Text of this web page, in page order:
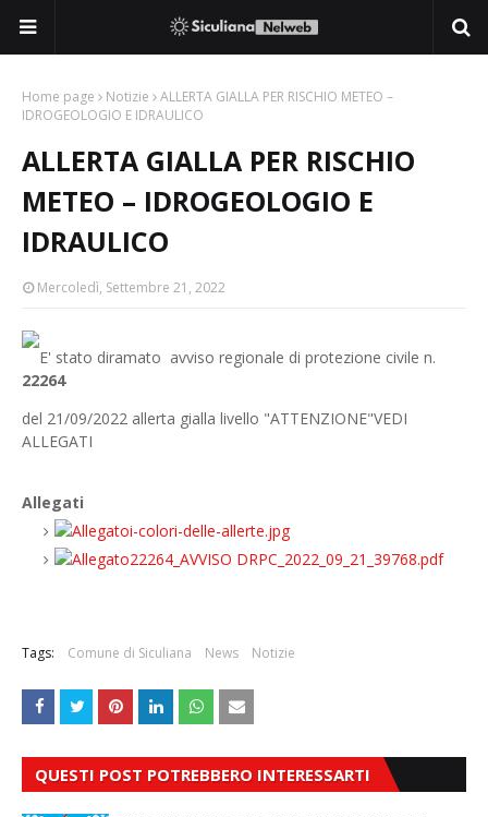
Home page Notizie
ALLERTA GIALLA PER RISCHIO METEO –
IDROGEOLOGIO E IDRAULICO
ALLERTA GIALLA PER RISCHIO
METEO – IDROGEOLOGIO E
IDRAULICO
Mercoledì, Settembre 21, 2022
E' stato diramato avviso regionale di protezione civile n.
22264
del 21/09/2022 allerta gialla livello "ATTENZIONE"VEDI
ALLEGATI
Allegati
i-colori-delle-allerte.jpg
22264_AVVISO DRPC_2022_09_21_39768.pdf
Tags: Comune di Siculiana News Notizie
QUESTI POST POTREBBERO INTERESSARTI